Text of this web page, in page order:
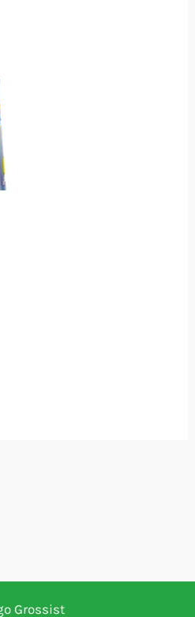
Grossist